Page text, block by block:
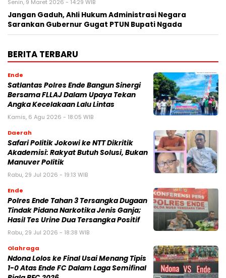
Senin, 9 Maret 2026 - 14:29 WIB
Jangan Gaduh, Ahli Hukum Administrasi Negara
Sarankan Gubernur Gugat PTUN Bupati Ngada
BERITA TERBARU
Ende
Satlantas Polres Ende Bangun Sinergi
Bersama FLLAJ Dalam Upaya Tekan
Angka Kecelakaan Lalu Lintas
Kamis, 6 Agu 2026 - 18:05 WIB
Daerah
Safari Politik Jokowi ke NTT Dikritik
Akademisi: Rakyat Butuh Solusi, Bukan
Manuver Politik
Rabu, 29 Jul 2026 - 19:13 WIB
Ende
Polres Ende Tahan 3 Tersangka Dugaan
Tindak Pidana Narkotika Jenis Ganja;
Hasil Tes Urine Dua Tersangka Positif
Rabu, 29 Jul 2026 - 18:38 WIB
Olahraga
Ndona Lolos ke Final Usai Menang Tipis
1-0 Atas Ende FC Dalam Laga Semifinal